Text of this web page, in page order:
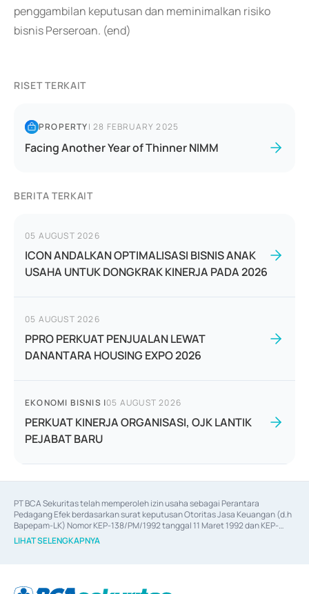
penggambilan keputusan dan meminimalkan risiko
bisnis Perseroan. (end)
RISET TERKAIT
PROPERTY|28 FEBRUARY 2025
Facing Another Year of Thinner NIMM
BERITA TERKAIT
05 AUGUST 2026
ICON ANDALKAN OPTIMALISASI BISNIS ANAK
USAHA UNTUK DONGKRAK KINERJA PADA 2026
05 AUGUST 2026
PPRO PERKUAT PENJUALAN LEWAT
DANANTARA HOUSING EXPO 2026
EKONOMI BISNIS |05 AUGUST 2026
PERKUAT KINERJA ORGANISASI, OJK LANTIK
PEJABAT BARU
PT BCA Sekuritas telah memperoleh izin usaha sebagai Perantara
Pedagang Efek berdasarkan surat keputusan Otoritas Jasa Keuangan (d.h
Bapepam-LK) Nomor KEP-138/PM/1992 tanggal 11 Maret 1992 dan KEP-
06/D.04/2014 tanggal 28 Februari 2014, izin usaha sebagai Penjamin Emisi
Efek berdasarkan surat keputusan Otoritas Jasa Keuangan Nomor KEP-
berdasarkan surat keputusan Otoritas Jasa Keuangan Nomor S-
LIHAT SELENGKAPNYA